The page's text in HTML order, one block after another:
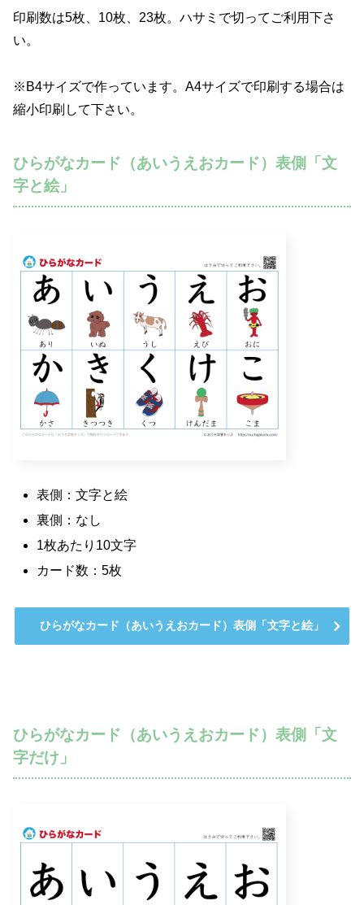
印刷数は5枚、10枚、23枚。ハサミで切ってご利用下さ
い。
※B4サイズで作っています。A4サイズで印刷する場合は
縮小印刷して下さい。
ひらがなカード（あいうえおカード）表側「文
字と絵」
表側：文字と絵
裏側：なし
1枚あたり10文字
カード数：5枚
ひらがなカード（あいうえおカード）表側「文字と絵」
ひらがなカード（あいうえおカード）表側「文
字だけ」